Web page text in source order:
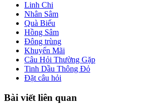
Linh Chi
Nhân Sâm
Quà Biếu
Hồng Sâm
Đông trùng
Khuyến Mãi
Câu Hỏi Thường Gặp
Tinh Dầu Thông Đỏ
Đặt câu hỏi
Bài viết liên quan